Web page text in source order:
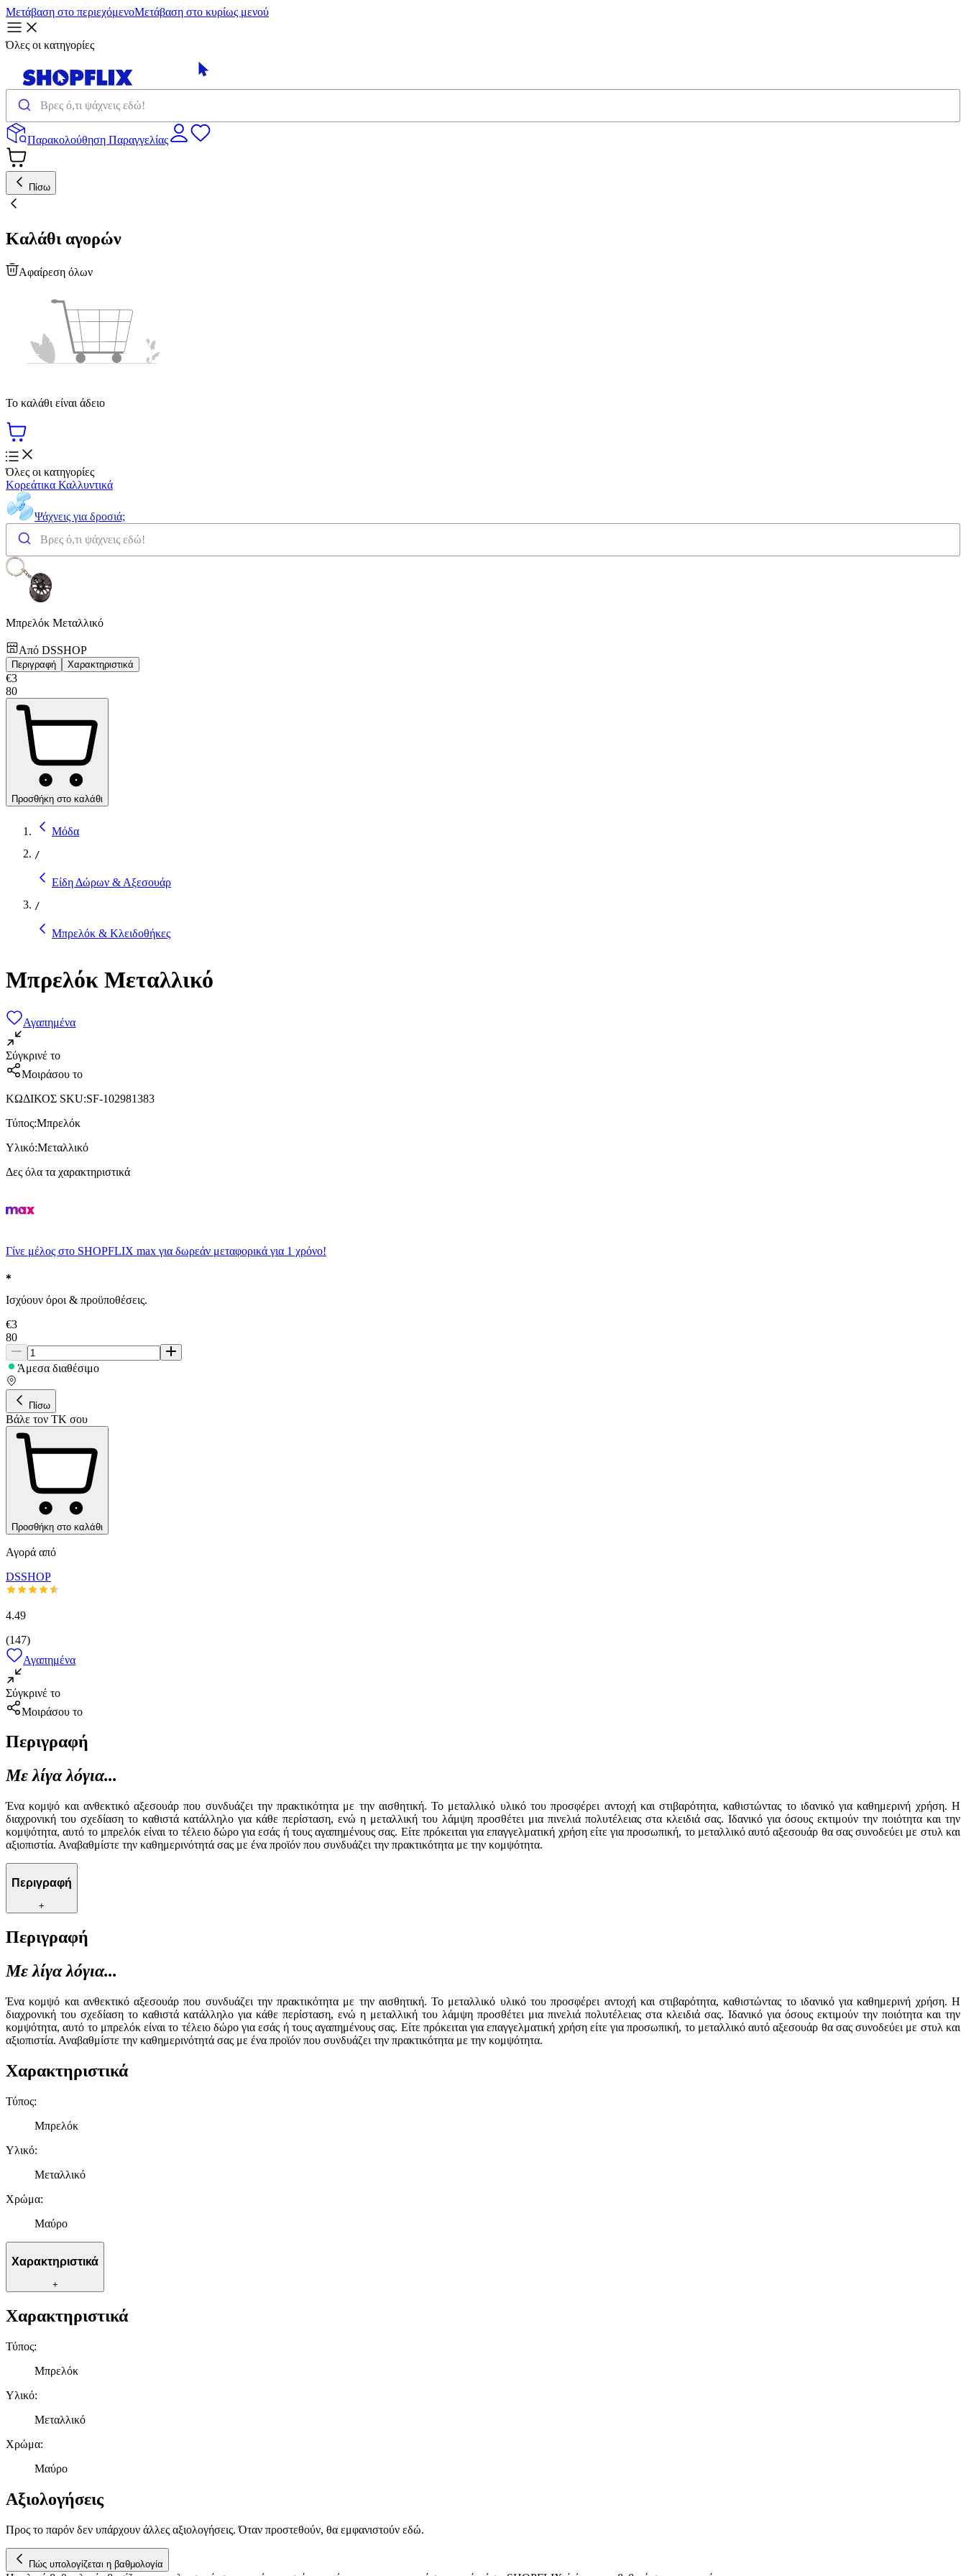
Μετάβαση στο περιεχόμενοΜετάβαση στο κυρίως μενού
Όλες οι κατηγορίες
Παρακολούθηση Παραγγελίας
Πίσω
Καλάθι αγορών
Αφαίρεση όλων
Το καλάθι είναι άδειο
Όλες οι κατηγορίες
Κορεάτικα Καλλυντικά
Ψάχνεις για δροσιά;
Μπρελόκ Μεταλλικό
Από DSSHOP
Περιγραφή Χαρακτηριστικά
€3
80
Προσθήκη στο καλάθι
Μόδα
/
Είδη Δώρων & Αξεσουάρ
/
Μπρελόκ & Κλειδοθήκες
Μπρελόκ Μεταλλικό
Αγαπημένα
Σύγκρινέ το
Μοιράσου το
ΚΩΔΙΚΟΣ SKU:SF-102981383
Τύπος:Μπρελόκ
Υλικό:Μεταλλικό
Δες όλα τα χαρακτηριστικά
Γίνε μέλος στο SHOPFLIX max για δωρεάν μεταφορικά για 1 χρόνο!
Ισχύουν όροι & προϋποθέσεις.
€3
80
Άμεσα διαθέσιμο
Πίσω
Βάλε τον ΤΚ σου
Προσθήκη στο καλάθι
Αγορά από
DSSHOP
4.49
(147)
Αγαπημένα
Σύγκρινέ το
Μοιράσου το
Περιγραφή
Με λίγα λόγια...
Ένα κομψό και ανθεκτικό αξεσουάρ που συνδυάζει την πρακτικότητα με την αισθητική. Το μεταλλικό υλικό του προσφέρει αντοχή και στιβαρότητα, καθιστώντας το ιδανικό για καθημερινή χρήση. Η
διαχρονική του σχεδίαση το καθιστά κατάλληλο για κάθε περίσταση, ενώ η μεταλλική του λάμψη προσθέτει μια πινελιά πολυτέλειας στα κλειδιά σας. Ιδανικό για όσους εκτιμούν την ποιότητα και την
κομψότητα, αυτό το μπρελόκ είναι το τέλειο δώρο για εσάς ή τους αγαπημένους σας. Είτε πρόκειται για επαγγελματική χρήση είτε για προσωπική, το μεταλλικό αυτό αξεσουάρ θα σας συνοδεύει με στυλ και
αξιοπιστία. Αναβαθμίστε την καθημερινότητά σας με ένα προϊόν που συνδυάζει την πρακτικότητα με την κομψότητα.
Περιγραφή
+
Περιγραφή
Με λίγα λόγια...
Ένα κομψό και ανθεκτικό αξεσουάρ που συνδυάζει την πρακτικότητα με την αισθητική. Το μεταλλικό υλικό του προσφέρει αντοχή και στιβαρότητα, καθιστώντας το ιδανικό για καθημερινή χρήση. Η
διαχρονική του σχεδίαση το καθιστά κατάλληλο για κάθε περίσταση, ενώ η μεταλλική του λάμψη προσθέτει μια πινελιά πολυτέλειας στα κλειδιά σας. Ιδανικό για όσους εκτιμούν την ποιότητα και την
κομψότητα, αυτό το μπρελόκ είναι το τέλειο δώρο για εσάς ή τους αγαπημένους σας. Είτε πρόκειται για επαγγελματική χρήση είτε για προσωπική, το μεταλλικό αυτό αξεσουάρ θα σας συνοδεύει με στυλ και
αξιοπιστία. Αναβαθμίστε την καθημερινότητά σας με ένα προϊόν που συνδυάζει την πρακτικότητα με την κομψότητα.
Χαρακτηριστικά
Τύπος:
Μπρελόκ
Υλικό:
Μεταλλικό
Χρώμα:
Μαύρο
Χαρακτηριστικά
+
Χαρακτηριστικά
Τύπος:
Μπρελόκ
Υλικό:
Μεταλλικό
Χρώμα:
Μαύρο
Αξιολογήσεις
Προς το παρόν δεν υπάρχουν άλλες αξιολογήσεις. Όταν προστεθούν, θα εμφανιστούν εδώ.
Πώς υπολογίζεται η βαθμολογία